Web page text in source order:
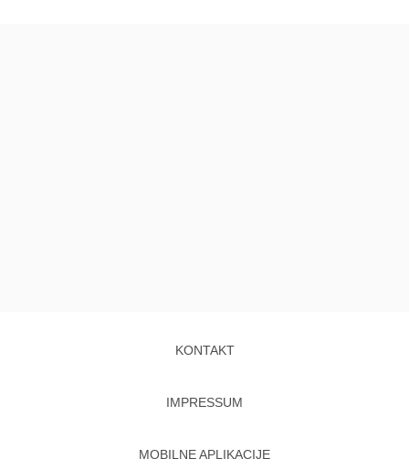
KONTAKT
IMPRESSUM
MOBILNE APLIKACIJE